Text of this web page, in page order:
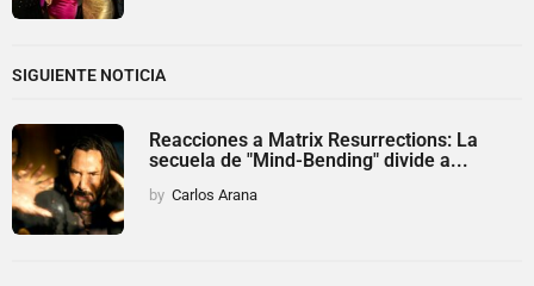
SIGUIENTE NOTICIA
Reacciones a Matrix Resurrections: La
secuela de "Mind-Bending" divide a...
by Carlos Arana